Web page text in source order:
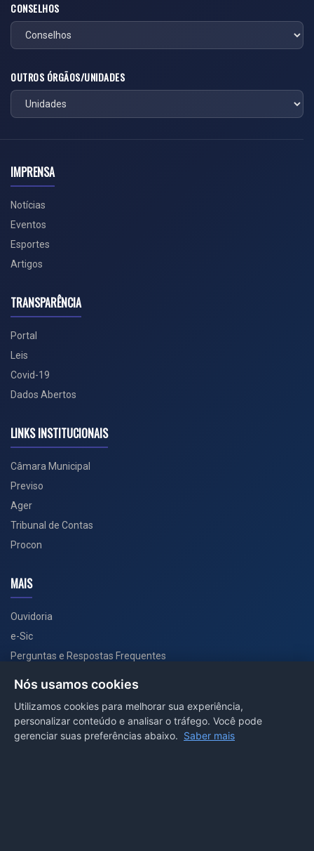
CONSELHOS
OUTROS ÓRGÃOS/UNIDADES
IMPRENSA
Notícias
Eventos
Esportes
Artigos
TRANSPARÊNCIA
Portal
Leis
Covid-19
Dados Abertos
LINKS INSTITUCIONAIS
Câmara Municipal
Previso
Ager
Tribunal de Contas
Procon
MAIS
Ouvidoria
e-Sic
Perguntas e Respostas Frequentes
PORTAL COVID-19
Nós usamos cookies
Utilizamos cookies para melhorar sua experiência,
personalizar conteúdo e analisar o tráfego. Você pode
gerenciar suas preferências abaixo. Saber mais